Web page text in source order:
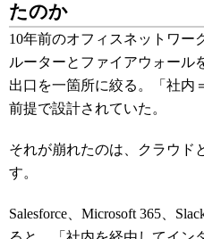
たのか
10年前のオフィスネットワー
ルーターとファイアウォール
出口を一箇所に絞る。「社内
前提で設計されていた。
それが崩れたのは、クラウド
す。
Salesforce、Microsoft 365、